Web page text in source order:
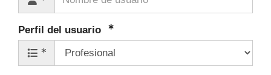
Perfil del usuario